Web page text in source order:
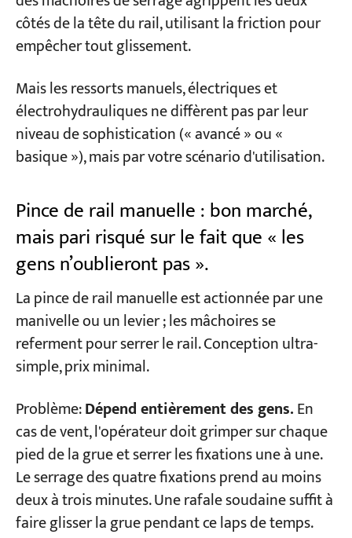
côtés de la tête du rail, utilisant la friction pour
empêcher tout glissement.
Mais les ressorts manuels, électriques et
électrohydrauliques ne diffèrent pas par leur
niveau de sophistication (« avancé » ou «
basique »), mais par votre scénario d'utilisation.
Pince de rail manuelle : bon marché,
mais pari risqué sur le fait que « les
gens n’oublieront pas ».
La pince de rail manuelle est actionnée par une
manivelle ou un levier ; les mâchoires se
referment pour serrer le rail. Conception ultra-
simple, prix minimal.
Problème:Dépend entièrement des gens.En
cas de vent, l'opérateur doit grimper sur chaque
pied de la grue et serrer les fixations une à une.
Le serrage des quatre fixations prend au moins
deux à trois minutes. Une rafale soudaine suffit à
faire glisser la grue pendant ce laps de temps.